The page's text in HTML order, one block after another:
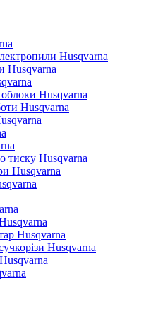
Husqvarna
Husqvarna
Husqvarna
Husqvarna
тиску Husqvarna
Husqvarna
Husqvarna
Husqvarna